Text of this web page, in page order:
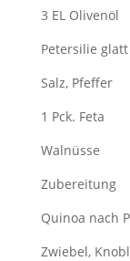
3 EL Olivenöl
Petersilie glatt
Salz, Pfeffer
1 Pck. Feta
Walnüsse
Zubereitung
Quinoa nach
Zwiebel,